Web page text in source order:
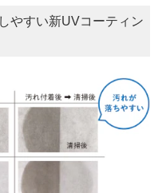
やすい新UVコーティン